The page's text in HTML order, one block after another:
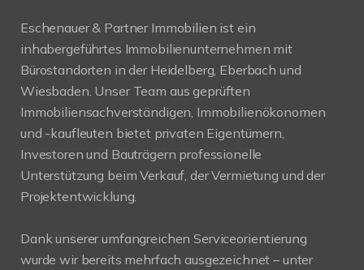
Eschenauer & Partner Immobilien ist ein
inhabergeführtes Immobilienunternehmen mit
Bürostandorten in der Heidelberg, Eberbach und
Wiesbaden. Unser Team aus geprüften
Immobiliensachverständigen, Immobilienökonomen
und -kaufleuten bietet privaten Eigentümern,
Investoren und Bauträgern professionelle
Unterstützung beim Verkauf, der Vermietung und der
Projektentwicklung.
Dank unserer umfangreichen Serviceorientierung
wurde wir bereits mehrfach ausgezeichnet – unter